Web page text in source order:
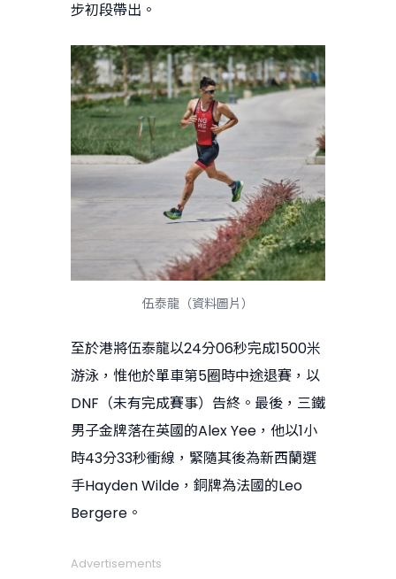
步初段帶出。
伍泰龍（資料圖片）
至於港將伍泰龍以24分06秒完成1500米
游泳，惟他於單車第5圈時中途退賽，以
DNF（未有完成賽事）告終。最後，三鐵
男子金牌落在英國的Alex Yee，他以1小
時43分33秒衝線，緊隨其後為新西蘭選
手Hayden Wilde，銅牌為法國的Leo
Bergere。
Advertisements